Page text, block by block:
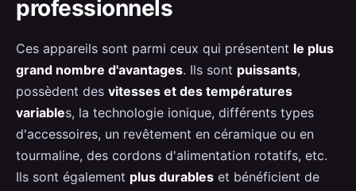
professionnels
Ces appareils sont parmi ceux qui présentent le plus
grand nombre d'avantages. Ils sont puissants,
possèdent des vitesses et des températures
variables, la technologie ionique, différents types
d'accessoires, un revêtement en céramique ou en
tourmaline, des cordons d'alimentation rotatifs, etc.
Ils sont également plus durables et bénéficient de